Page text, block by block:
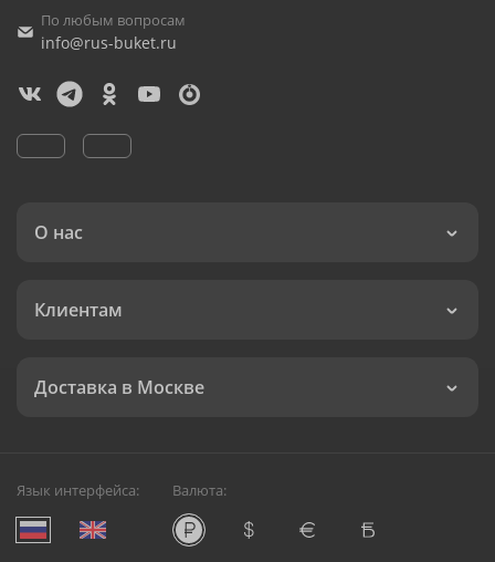
По любым вопросам
info@rus-buket.ru
О нас
Клиентам
Доставка в Москве
Язык интерфейса: Валюта: